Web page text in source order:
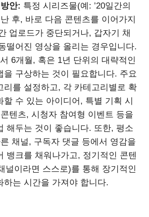
안: 특정 시리즈물(예: ’20일간의
후, 바로 다음 콘텐츠를 이어가지
업로드가 중단되거나, 갑자기 채
떨어진 영상을 올리는 경우입니다.
6개월, 혹은 1년 단위의 대략적인
을 구상하는 것이 필요합니다. 주요
리를 설정하고, 각 카테고리별로 확
할 수 있는 아이디어, 특별 기획 시
텐츠, 시청자 참여형 이벤트 등을
해두는 것이 좋습니다. 또한, 평소
채널, 구독자 댓글 등에서 영감을
뱅크를 채워나가고, 정기적인 콘텐
널이라면 스스로)를 통해 장기적인
하는 시간을 가져야 합니다.